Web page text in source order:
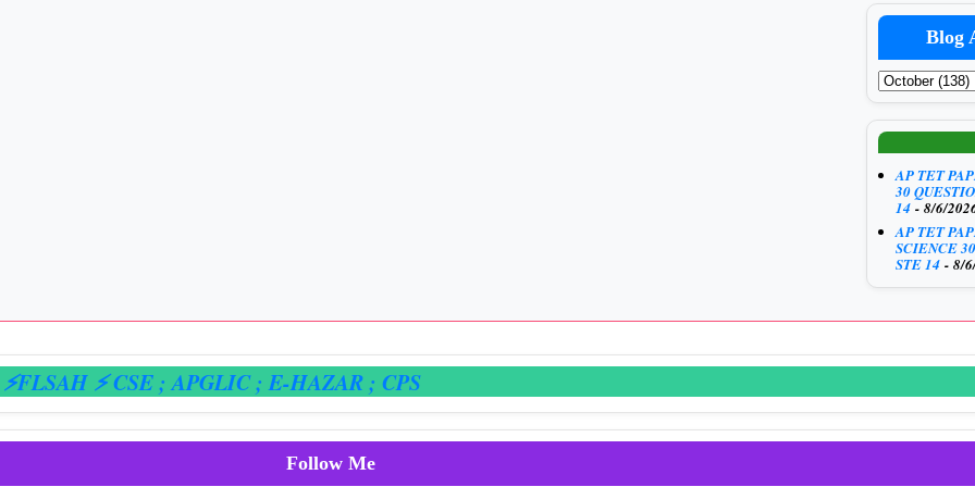
Blog
AP TET
30
14 - 8/6/
AP TET
SCIENCE
STE 14 - 8/
⚡ CSE; APGLIC; E-HAZAR; CPS
Follow Me